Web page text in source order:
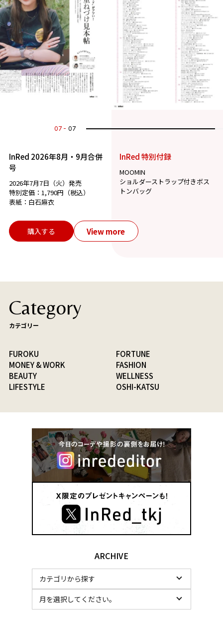
07 07
InRed 2026年8月・9月合併
号
2026年7月7日（火）発売
特別定価：1,790円（税込）
表紙：白石麻衣
InRed 特別付録
MOOMIN
ショルダーストラップ付きボス
トンバッグ
購入する View more
Category
カテゴリー
FUROKU
FORTUNE
MONEY & WORK
FASHION
BEAUTY
WELLNESS
LIFESTYLE
OSHI-KATSU
ARCHIVE